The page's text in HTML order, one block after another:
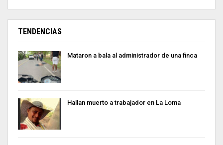
TENDENCIAS
Mataron a bala al administrador de una finca
Hallan muerto a trabajador en La Loma